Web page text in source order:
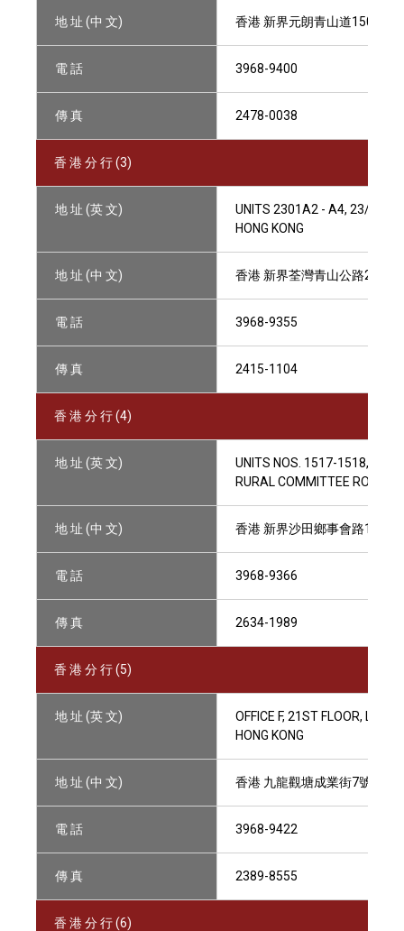
地 址 (中 文) 香港 新界元朗青山道150-
電 話 3968-9400
傳 真 2478-0038
香 港 分 行 (3)
地 址 (英 文)
UNITS 2301A2 - A4, 23/F,
HONG KONG
地 址 (中 文) 香港 新界荃灣青山公路264-
電 話 3968-9355
傳 真 2415-1104
香 港 分 行 (4)
地 址 (英 文)
UNITS NOS. 1517-1518,
RURAL COMMITTEE ROAD,
地 址 (中 文) 香港 新界沙田鄉事會路138
電 話 3968-9366
傳 真 2634-1989
香 港 分 行 (5)
地 址 (英 文)
OFFICE F, 21ST FLOOR,
HONG KONG
地 址 (中 文) 香港 九龍觀塘成業街7號寧晉
電 話 3968-9422
傳 真 2389-8555
香 港 分 行 (6)